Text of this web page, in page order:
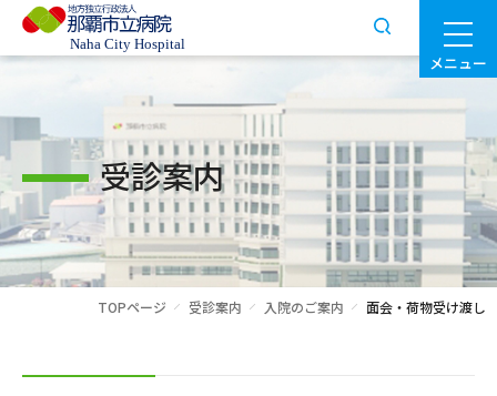
メニュー
受診案内
TOPページ 受診案内 入院のご案内 面会・荷物受け渡し